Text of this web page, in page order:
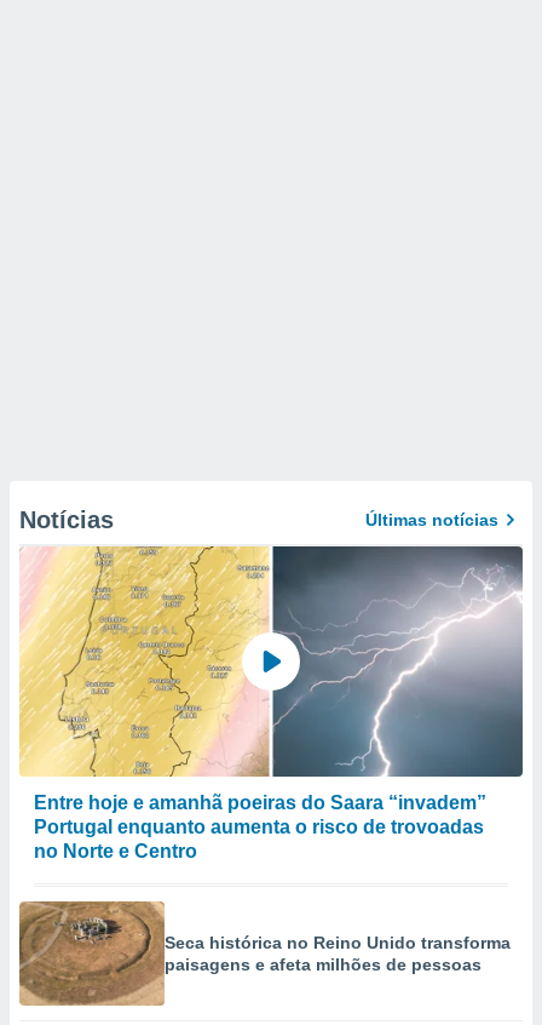
Notícias Últimas notícias
Entre hoje e amanhã poeiras do Saara “invadem”
Portugal enquanto aumenta o risco de trovoadas
no Norte e Centro
Seca histórica no Reino Unido transforma
paisagens e afeta milhões de pessoas